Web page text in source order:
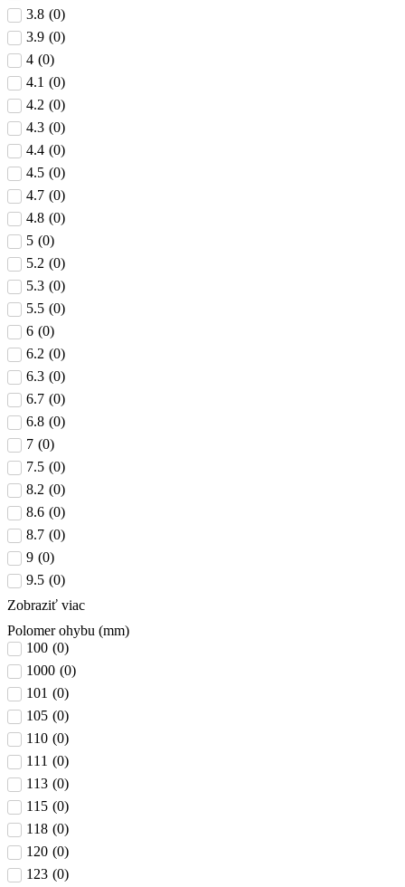
3.8 (0)
3.9 (0)
4 (0)
4.1 (0)
4.2 (0)
4.3 (0)
4.4 (0)
4.5 (0)
4.7 (0)
4.8 (0)
5 (0)
5.2 (0)
5.3 (0)
5.5 (0)
6 (0)
6.2 (0)
6.3 (0)
6.7 (0)
6.8 (0)
7 (0)
7.5 (0)
8.2 (0)
8.6 (0)
8.7 (0)
9 (0)
9.5 (0)
Zobraziť viac
Polomer ohybu (mm)
100 (0)
1000 (0)
101 (0)
105 (0)
110 (0)
111 (0)
113 (0)
115 (0)
118 (0)
120 (0)
123 (0)